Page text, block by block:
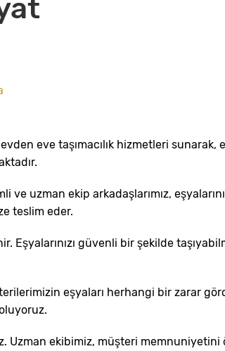
eve taşımacılık hizmetleri sunarak,
uzman ekip arkadaşlarımız,
teslim eder.
Eşyalarınızı güvenli bir şekilde
eşyaları herhangi bir zarar
Uzman ekibimiz, müşteri